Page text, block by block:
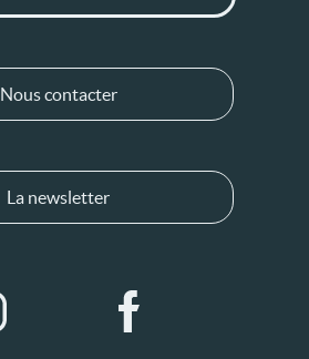
Nous contacter
La newsletter